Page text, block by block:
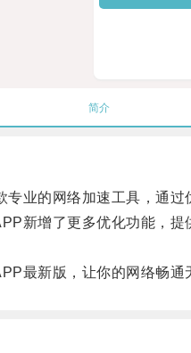
简介
的网络加速工具，通过
增了更多优化功能，提
新版，让你的网络畅通